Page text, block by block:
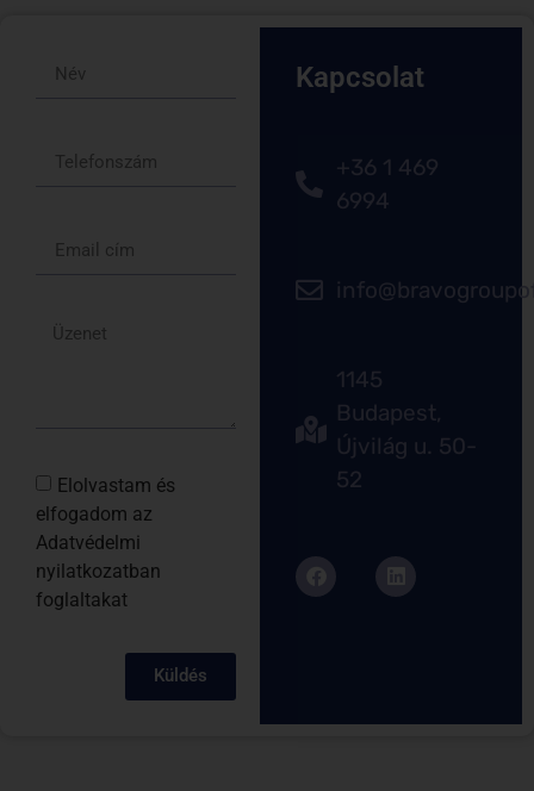
Elolvastam és
elfogadom az
Adatvédelmi
nyilatkozatban
foglaltakat
Küldés
Kapcsolat
+36 1 469
6994
1145
Budapest,
Újvilág u. 50-
52